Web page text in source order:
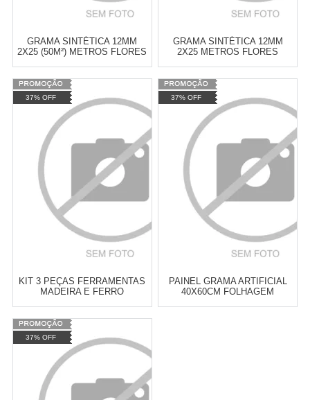
GRAMA SINTÉTICA 12MM
2X25 (50M²) METROS FLORES
Cat:
TELEVENDAS TESTE DE
TELEVENDAS
ESTAMOS EFETUANDO
TESTES
GRAMA SINTÉTICA 12MM
2X25 METROS FLORES
Cat:
TELEVENDAS TESTE DE
TELEVENDAS
ESTAMOS EFETUANDO
TESTES
37% OFF
KIT 3 PEÇAS FERRAMENTAS
MADEIRA E FERRO
Cat:
TELEVENDAS TESTE DE
37% OFF
PAINEL GRAMA ARTIFICIAL
40X60CM FOLHAGEM
37% OFF